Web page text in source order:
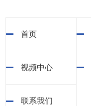
首页
视频中心
联系我们